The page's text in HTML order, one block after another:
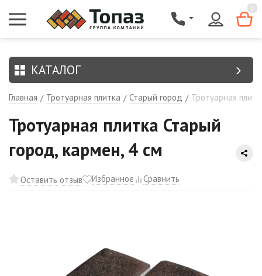
0
КАТАЛОГ
Главная / Тротуарная плитка / Старый город / Тротуарная
Тротуарная плитка Старый
город, кармен, 4 см
Оставить отзыв Избранное Сравнить